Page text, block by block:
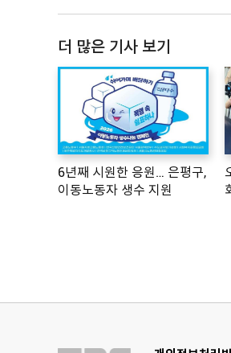
더 많은 기사 보기
6년째 시원한 응원… 은평구,
이동노동자 생수 지원